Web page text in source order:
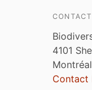
CONTACT
4101
Contact